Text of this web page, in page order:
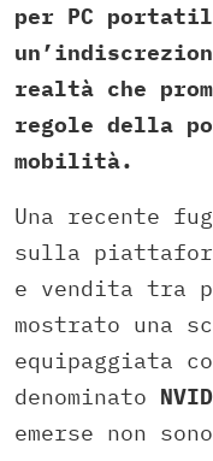
per PC
realtà che
regole della
mobilità.
Una recente
sulla
e vendita tra
mostrato una
equipaggiata
denominato
emerse non